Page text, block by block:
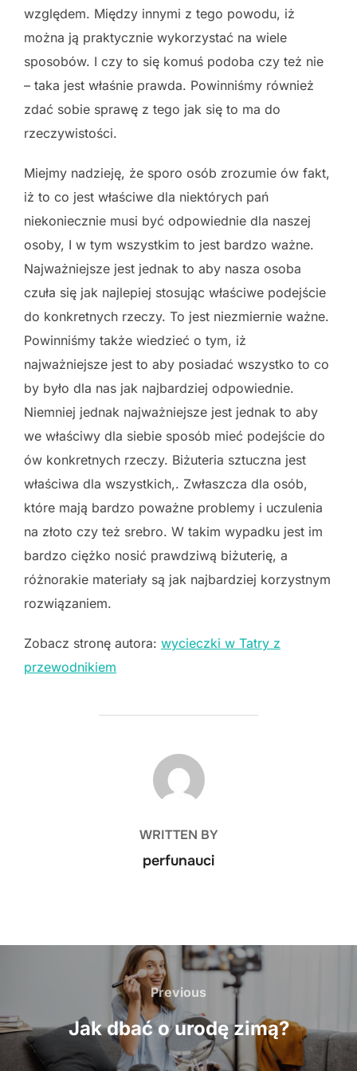
względem. Między innymi z tego powodu, iż
można ją praktycznie wykorzystać na wiele
sposobów. I czy to się komuś podoba czy też nie
– taka jest właśnie prawda. Powinniśmy również
zdać sobie sprawę z tego jak się to ma do
rzeczywistości.
Miejmy nadzieję, że sporo osób zrozumie ów fakt,
iż to co jest właściwe dla niektórych pań
niekoniecznie musi być odpowiednie dla naszej
osoby, I w tym wszystkim to jest bardzo ważne.
Najważniejsze jest jednak to aby nasza osoba
czuła się jak najlepiej stosując właściwe podejście
do konkretnych rzeczy. To jest niezmiernie ważne.
Powinniśmy także wiedzieć o tym, iż
najważniejsze jest to aby posiadać wszystko to co
by było dla nas jak najbardziej odpowiednie.
Niemniej jednak najważniejsze jest jednak to aby
we właściwy dla siebie sposób mieć podejście do
ów konkretnych rzeczy. Biżuteria sztuczna jest
właściwa dla wszystkich,. Zwłaszcza dla osób,
które mają bardzo poważne problemy i uczulenia
na złoto czy też srebro. W takim wypadku jest im
bardzo ciężko nosić prawdziwą biżuterię, a
różnorakie materiały są jak najbardziej korzystnym
rozwiązaniem.
Zobacz stronę autora: wycieczki w Tatry z
przewodnikiem
POST AUTHOR
WRITTEN BY
perfunauci
Previous
Previous
Jak dbać o urodę zimą?